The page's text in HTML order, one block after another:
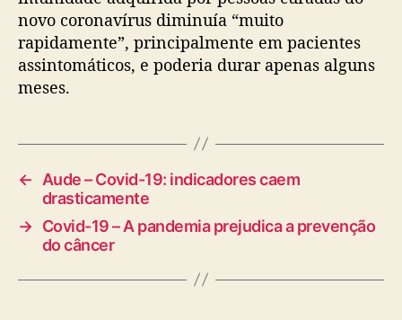
novo coronavírus diminuía “muito
rapidamente”, principalmente em pacientes
assintomáticos, e poderia durar apenas alguns
meses.
←
Aude – Covid-19: indicadores caem
drasticamente
→ Covid-19 – A pandemia prejudica a prevenção
do câncer